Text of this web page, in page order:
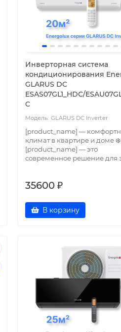
Инверторная система
кондиционирования
GLARUS DC
ESAS07GL1_HDC/
C
GLARUS DC Inverter
[product_name] —
климат в квартире и доме
[product_name] — это
современное решение для
35600 ₽
В корзину